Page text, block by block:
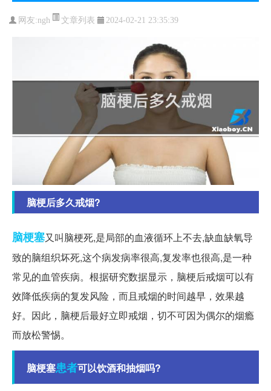
网友:ngh 文章列表 2024-02-21 23:35:39
脑梗后多久戒烟?
脑梗塞又叫脑梗死,是局部的血液循环上不去,缺血缺氧导
致的脑组织坏死,这个病发病率很高,复发率也很高,是一种
常见的血管疾病。根据研究数据显示，脑梗后戒烟可以有
效降低疾病的复发风险，而且戒烟的时间越早，效果越
好。因此，脑梗后最好立即戒烟，切不可因为偶尔的烟瘾
而放松警惕。
脑梗塞患者可以饮酒和抽烟吗?